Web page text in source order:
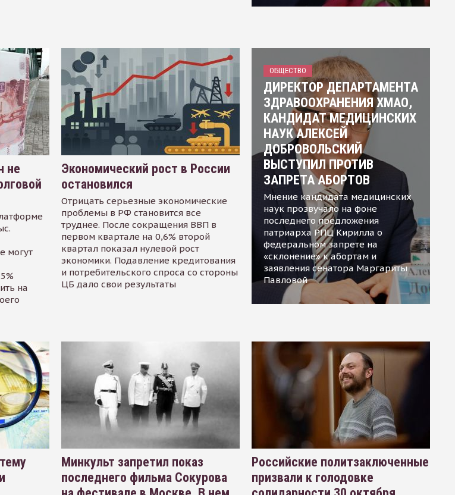
не
могут
на
Экономический рост в России
остановился
Отрицать серьезные экономические
проблемы в РФ становится все
труднее. После сокращения ВВП в
первом квартале на 0,6% второй
квартал показал нулевой рост
экономики. Подавление кредитования
и потребительского спроса со стороны
ЦБ дало свои результаты
ОБЩЕСТВО
ДИРЕКТОР ДЕПАРТАМЕНТА
ЗДРАВООХРАНЕНИЯ ХМАО,
КАНДИДАТ МЕДИЦИНСКИХ
НАУК АЛЕКСЕЙ
ДОБРОВОЛЬСКИЙ
ВЫСТУПИЛ ПРОТИВ
ЗАПРЕТА АБОРТОВ
Мнение кандидата медицинских
наук прозвучало на фоне
последнего предложения
патриарха РПЦ Кирилла о
федеральном запрете на
«склонение» к абортам и
заявления сенатора Маргариты
Павловой
Минкульт запретил показ
последнего фильма Сокурова
Российские политзаключенные
призвали к голодовке